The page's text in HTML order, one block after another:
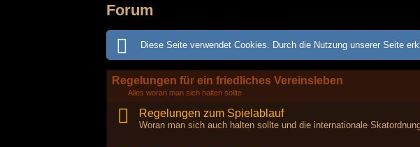
Forum
Diese Seite verwendet Cookies. Durch die Nutzung unserer Seite
Regelungen für ein friedliches Vereinsleben
Alles woran man sich halten sollte
Regelungen zum Spielablauf
Woran man sich auch halten sollte und die internationale